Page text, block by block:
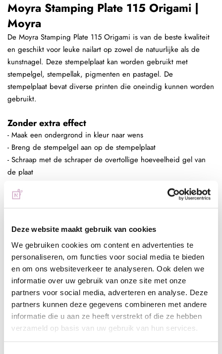
Deze website maakt gebruik van cookies
We gebruiken cookies om content en advertenties te
personaliseren, om functies voor social media te bieden
en om ons websiteverkeer te analyseren. Ook delen we
informatie over uw gebruik van onze site met onze
partners voor social media, adverteren en analyse. Deze
partners kunnen deze gegevens combineren met andere
informatie die u aan ze heeft verstrekt of die ze hebben
verzameld op basis van uw gebruik van hun services.
Moyra Stamping Plate 115 Origami |
Moyra
De Moyra Stamping Plate 115 Origami is van de beste kwaliteit
en geschikt voor leuke nailart op zowel de natuurlijke als de
kunstnagel. Deze stempelplaat kan worden gebruikt met
stempelgel, stempellak, pigmenten en pastagel. De
stempelplaat bevat diverse printen die oneindig kunnen worden
gebruikt.
Zonder extra effect
- Maak een ondergrond in kleur naar wens
- Breng de stempelgel aan op de stempelplaat
- Schraap met de schraper de overtollige hoeveelheid gel van
de plaat
- Plaats de stempelaar op de nagel
bijvoorbeeld de Next Topgel
Ingepoetst met pigmenten
- Maak een ondergrond in kleur naar wens
- Breng de matte topgel aan en hard deze uit, 60 sec in de
sunlight of 2 min in de UV lamp
- Breng de stempelgel aan op de stempelplaat
- Schraap met de schraper de overtollige hoeveelheid gel van